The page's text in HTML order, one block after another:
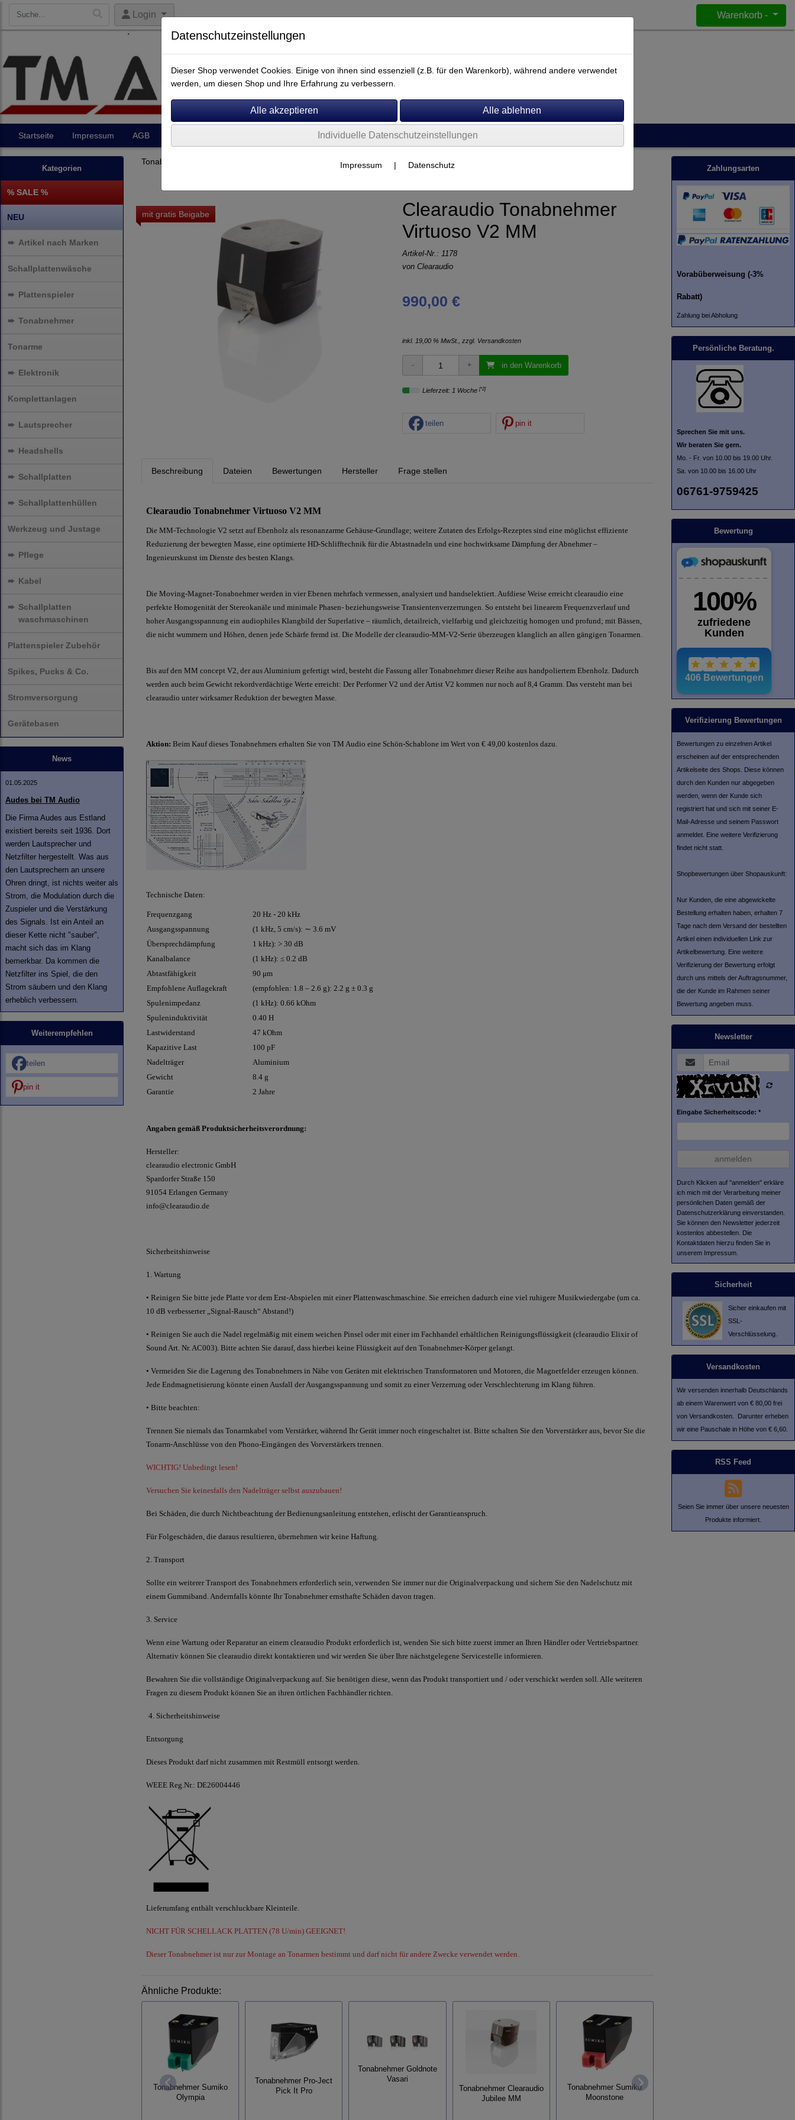
Login Warenkorb -
Startseite Impressum AGB
Kategorien
% SALE %
NEU
➨ Artikel nach Marken
Schallplattenwäsche
➨ Plattenspieler
➨ Tonabnehmer
Tonarme
➨ Elektronik
Komplettanlagen
➨ Lautsprecher
➨ Headshells
➨ Schallplatten
➨ Schallplattenhüllen
Werkzeug und Justage
➨ Pflege
➨ Kabel
➨ Schallplatten
waschmaschinen
Plattenspieler Zubehör
Spikes, Pucks & Co.
Stromversorgung
Gerätebasen
News
01.05.2025
Audes bei TM Audio
Die Firma Audes aus Estland
existiert bereits seit 1936. Dort
werden Lautsprecher und
Netzfilter hergestellt. Was aus
den Lautsprechern an unsere
Ohren dringt, ist nichts weiter als
Strom, die Modulation durch die
Zuspieler und die Verstärkung
des Signals. Ist ein Anteil an
dieser Kette nicht "sauber",
macht sich das im Klang
bemerkbar. Da kommen die
Netzfilter ins Spiel, die den
Strom säubern und den Klang
erheblich verbessern.
Weiterempfehlen
teilen
pin it
Tonabnehmer
mit gratis Beigabe
Clearaudio Tonabnehmer
Virtuoso V2 MM
Artikel-Nr.: 1178
von Clearaudio
990,00 €
inkl. 19,00 % MwSt., zzgl. Versandkosten
in den Warenkorb
Lieferzeit: 1 Woche [*2]
teilen pin it
Beschreibung Dateien Bewertungen Hersteller Frage stellen
Clearaudio Tonabnehmer Virtuoso V2 MM
Die MM-Technologie V2 setzt auf Ebenholz als resonanzarme Gehäuse-Grundlage; weitere Zutaten des Erfolgs-Rezeptes sind eine möglichst effiziente
Reduzierung der bewegten Masse, eine optimierte HD-Schlifftechnik für die Abtastnadeln und eine hochwirksame Dämpfung der Abnehmer –
Ingenieurskunst im Dienste des besten Klangs.
Die Moving-Magnet-Tonabnehmer werden in vier Ebenen mehrfach vermessen, analysiert und handselektiert. Aufdiese Weise erreicht clearaudio eine
perfekte Homogenität der Stereokanäle und minimale Phasen- beziehungsweise Transientenverzerrungen. So entsteht bei linearem Frequenzverlauf und
hoher Ausgangsspannung ein audiophiles Klangbild der Superlative – räumlich, detailreich, vielfarbig und gleichzeitig homogen und profund; mit Bässen,
die nicht wummern und Höhen, denen jede Schärfe fremd ist. Die Modelle der clearaudio-MM-V2-Serie überzeugen klanglich an allen gängigen Tonarmen.
Bis auf den MM concept V2, der aus Aluminium gefertigt wird, besteht die Fassung aller Tonabnehmer dieser Reihe aus handpoliertem Ebenholz. Dadurch
werden auch beim Gewicht rekordverdächtige Werte erreicht: Der Performer V2 und der Artist V2 kommen nur noch auf 8,4 Gramm. Das versteht man bei
clearaudio unter wirksamer Reduktion der bewegten Masse.
Aktion: Beim Kauf dieses Tonabnehmers erhalten Sie von TM Audio eine Schön-Schablone im Wert von € 49,00 kostenlos dazu.
Technische Daten:
Frequenzgang
20 Hz - 20 kHz
Ausgangsspannung
(1 kHz, 5 cm/s): ∼ 3.6 mV
Übersprechdämpfung
1 kHz): > 30 dB
Kanalbalance
(1 kHz): ≤ 0.2 dB
Abtastfähigkeit
90 μm
Empfohlene Auflagekraft
(empfohlen: 1.8 – 2.6 g): 2.2 g ± 0.3 g
Spulenimpedanz
(1 kHz): 0.66 kOhm
Spuleninduktivität
0.40 H
Lastwiderstand
47 kOhm
Kapazitive Last
100 pF
Nadelträger
Aluminium
Gewicht
8.4 g
Garantie
2 Jahre
Angaben gemäß Produktsicherheitsverordnung:
Hersteller:
clearaudio electronic GmbH
Spardorfer Straße 150
91054 Erlangen Germany
info@clearaudio.de
Sicherheitshinweise
1. Wartung
• Reinigen Sie bitte jede Platte vor dem Erst-Abspielen mit einer Plattenwaschmaschine. Sie erreichen dadurch eine viel ruhigere Musikwiedergabe (um ca.
10 dB verbesserter „Signal-Rausch“ Abstand!)
• Reinigen Sie auch die Nadel regelmäßig mit einem weichen Pinsel oder mit einer im Fachhandel erhältlichen Reinigungsflüssigkeit (clearaudio Elixir of
Sound Art. Nr. AC003). Bitte achten Sie darauf, dass hierbei keine Flüssigkeit auf den Tonabnehmer-Körper gelangt.
• Vermeiden Sie die Lagerung des Tonabnehmers in Nähe von Geräten mit elektrischen Transformatoren und Motoren, die Magnetfelder erzeugen können.
Jede Endmagnetisierung könnte einen Ausfall der Ausgangsspannung und somit zu einer Verzerrung oder Verschlechterung im Klang führen.
• Bitte beachten:
Trennen Sie niemals das Tonarmkabel vom Verstärker, während Ihr Gerät immer noch eingeschaltet ist. Bitte schalten Sie den Vorverstärker aus, bevor Sie die
Tonarm-Anschlüsse von den Phono-Eingängen des Vorverstärkers trennen.
WICHTIG! Unbedingt lesen!
Versuchen Sie keinesfalls den Nadelträger selbst auszubauen!
Bei Schäden, die durch Nichtbeachtung der Bedienungsanleitung entstehen, erlischt der Garantieanspruch.
Für Folgeschäden, die daraus resultieren, übernehmen wir keine Haftung.
2. Transport
Sollte ein weiterer Transport des Tonabnehmers erforderlich sein, verwenden Sie immer nur die Originalverpackung und sichern Sie den Nadelschutz mit
einem Gummiband. Andernfalls könnte Ihr Tonabnehmer ernsthafte Schäden davon tragen.
3. Service
Wenn eine Wartung oder Reparatur an einem clearaudio Produkt erforderlich ist, wenden Sie sich bitte zuerst immer an Ihren Händler oder Vertriebspartner.
Alternativ können Sie clearaudio direkt kontaktieren und wir werden Sie über Ihre nächstgelegene Servicestelle informieren.
Bewahren Sie die vollständige Originalverpackung auf. Sie benötigen diese, wenn das Produkt transportiert und / oder verschickt werden soll. Alle weiteren
Fragen zu diesem Produkt können Sie an ihren örtlichen Fachhändler richten.
4. Sicherheitshinweise
Entsorgung
Dieses Produkt darf nicht zusammen mit Restmüll entsorgt werden.
WEEE Reg.Nr.: DE26004446
Lieferumfang enthält verschluckbare Kleinteile.
NICHT FÜR SCHELLACK PLATTEN (78 U/min) GEEIGNET!
Dieser Tonabnehmer ist nur zur Montage an Tonarmen bestimmt und darf nicht für andere Zwecke verwendet werden.
Ähnliche Produkte:
Tonabnehmer Sumiko
Olympia
Tonabnehmer Pro-Ject
Pick It Pro
Tonabnehmer Goldnote
Vasari
Tonabnehmer Clearaudio
Jubilee MM
Tonabnehmer Sumiko
Moonstone
Zahlungsarten
Vorabüberweisung (-3%
Rabatt)
Zahlung bei Abholung
Persönliche Beratung.
Sprechen Sie mit uns.
Wir beraten Sie gern.
Mo. - Fr. von 10.00 bis 19.00 Uhr.
Sa. von 10.00 bis 16.00 Uhr
06761-9759425
Bewertung
Verifizierung Bewertungen
Bewertungen zu einzelnen Artikel
erscheinen auf der entsprechenden
Artikelseite des Shops. Diese können
durch den Kunden nur abgegeben
werden, wenn der Kunde sich
registriert hat und sich mit seiner E-
Mail-Adresse und seinem Passwort
anmeldet. Eine weitere Verifizierung
findet nicht statt.
Shopbewertungen über Shopauskunft:
Nur Kunden, die eine abgewickelte
Bestellung erhalten haben, erhalten 7
Tage nach dem Versand der bestellten
Artikel einen individuellen Link zur
Artikelbewertung. Eine weitere
Verifizierung der Bewertung erfolgt
durch uns mittels der Auftragsnummer,
die der Kunde im Rahmen seiner
Bewertung angeben muss.
Newsletter
Eingabe Sicherheitscode: *
anmelden
Durch Klicken auf "anmelden" erkläre
ich mich mit der Verarbeitung meiner
persönlichen Daten gemäß der
Datenschutzerklärung einverstanden.
Sie können den Newsletter jederzeit
kostenlos abbestellen. Die
Kontaktdaten hierzu finden Sie in
unserem Impressum.
Sicherheit
Sicher einkaufen mit
SSL-
Verschlüsselung.
Versandkosten
Wir versenden innerhalb Deutschlands
ab einem Warenwert von € 80,00 frei
von Versandkosten. Darunter erheben
wir eine Pauschale in Höhe von € 6,60.
RSS Feed
Seien Sie immer über unsere neuesten
Produkte informiert.
Datenschutzeinstellungen
Dieser Shop verwendet Cookies. Einige von ihnen sind essenziell (z.B. für den Warenkorb), während andere verwendet
werden, um diesen Shop und Ihre Erfahrung zu verbessern.
Individuelle Datenschutzeinstellungen
Impressum | Datenschutz